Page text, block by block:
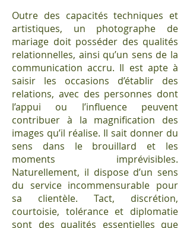
Outre des capacités techniques et
artistiques, un photographe de
mariage doit posséder des qualités
relationnelles, ainsi qu’un sens de la
communication accru. Il est apte à
saisir les occasions d’établir des
relations, avec des personnes dont
l’appui ou l’influence peuvent
contribuer à la magnification des
images qu’il réalise. Il sait donner du
sens dans le brouillard et les
moments imprévisibles.
Naturellement, il dispose d’un sens
du service incommensurable pour
sa clientèle. Tact, discrétion,
courtoisie, tolérance et diplomatie
sont des qualités essentielles que